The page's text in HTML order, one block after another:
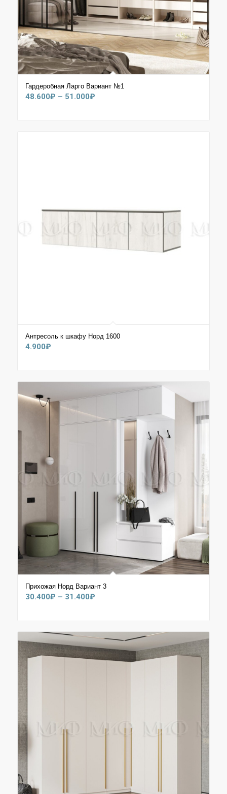
Гардеробная Ларго Вариант №1
48.600₽ – 51.000₽Диапазон
Антресоль к шкафу Норд 1600
4.900₽
Прихожая Норд Вариант 3
30.400₽ – 31.400₽Диапазон
–
31.400₽